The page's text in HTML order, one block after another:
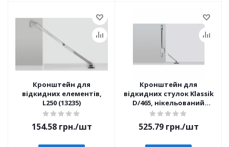
Кронштейн для
відкидних елементів,
L250 (13235)
154.58грн./шт
Кронштейн для
відкидних стулок Klassik
D/465, нікельований
(20867)
525.79грн./шт